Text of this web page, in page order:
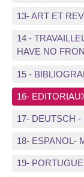
13- ART ET
14 -
HAVE NO
15 -
16-
17- DEUTSCH
18- ESPANOL-
19-